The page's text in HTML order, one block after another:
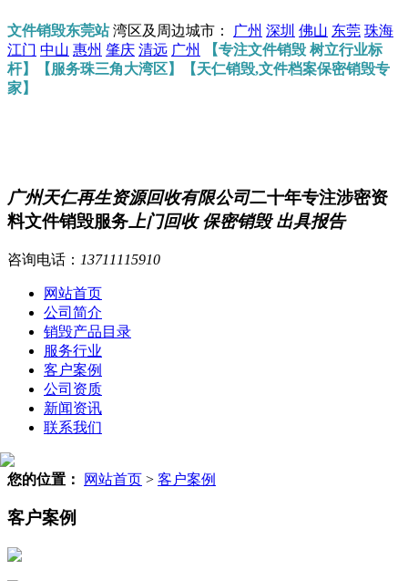
文件销毁东莞站湾区及周边城市： 广州 深圳 佛山 东莞 珠海
江门 中山 惠州 肇庆 清远 广州
【专注文件销毁 树立行业标
杆】【服务珠三角大湾区】【天仁销毁,文件档案保密销毁专
家】
广州天仁再生资源回收有限公司二十年专注涉密资
料文件销毁服务 上门回收 保密销毁 出具报告
咨询电话： 13711115910
网站首页
公司简介
销毁产品目录
服务行业
客户案例
公司资质
新闻资讯
联系我们
您的位置： 网站首页 > 客户案例
客户案例